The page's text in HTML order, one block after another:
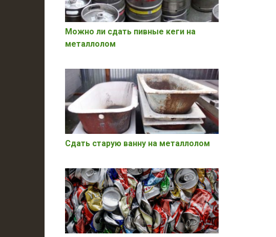
Можно ли сдать пивные кеги на
металлолом
Сдать старую ванну на металлолом